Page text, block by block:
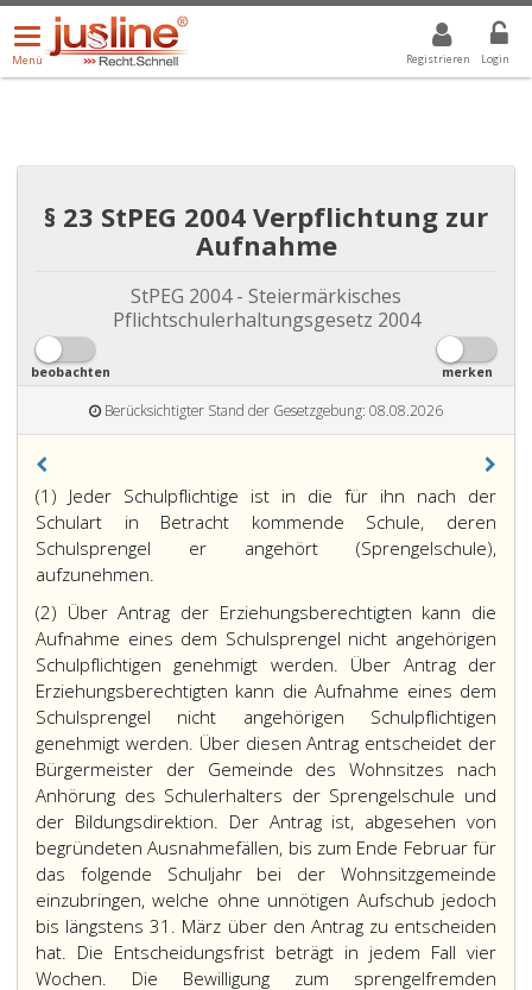
Registrieren Login
Menü
öffnen/schließen
Menü
ALLE DROPDOWN: GEWÄHLTER WERT IST ALLE
§ 23 StPEG 2004 Verpflichtung zur
Aufnahme
StPEG 2004 - Steiermärkisches
Pflichtschulerhaltungsgesetz 2004
beobachten merken
Berücksichtigter Stand der Gesetzgebung: 08.08.2026
(1) Jeder Schulpflichtige ist in die für ihn nach der
Schulart in Betracht kommende Schule, deren
Schulsprengel er angehört (Sprengelschule),
aufzunehmen.
(2) Über Antrag der Erziehungsberechtigten kann die
Aufnahme eines dem Schulsprengel nicht angehörigen
Schulpflichtigen genehmigt werden. Über Antrag der
Erziehungsberechtigten kann die Aufnahme eines dem
Schulsprengel nicht angehörigen Schulpflichtigen
genehmigt werden. Über diesen Antrag entscheidet der
Bürgermeister der Gemeinde des Wohnsitzes nach
Anhörung des Schulerhalters der Sprengelschule und
der Bildungsdirektion. Der Antrag ist, abgesehen von
begründeten Ausnahmefällen, bis zum Ende Februar für
das folgende Schuljahr bei der Wohnsitzgemeinde
einzubringen,welche ohne unnötigen Aufschub jedoch
bis längstens 31. März über den Antrag zu entscheiden
hat. Die Entscheidungsfrist beträgt in jedem Fall vier
Wochen. Die Bewilligung zum sprengelfremden